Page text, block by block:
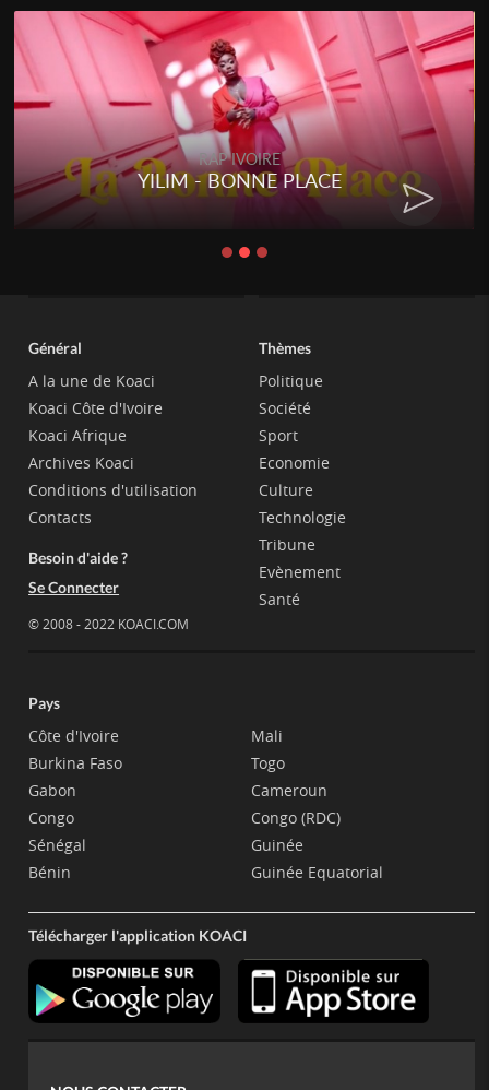
RAP IVOIRE
YILIM - BONNE PLACE
Général
A la une de Koaci
Koaci Côte d'Ivoire
Koaci Afrique
Archives Koaci
Conditions d'utilisation
Contacts
Besoin d'aide ?
Se Connecter
© 2008 - 2022 KOACI.COM
Thèmes
Politique
Société
Sport
Economie
Culture
Technologie
Tribune
Evènement
Santé
Pays
Côte d'Ivoire
Burkina Faso
Gabon
Congo
Sénégal
Bénin
Mali
Togo
Cameroun
Congo (RDC)
Guinée
Guinée Equatorial
Télécharger l'application KOACI